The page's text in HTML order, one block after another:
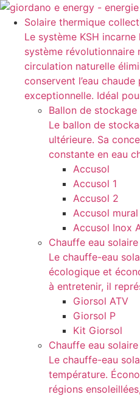
Aller
contenu
Solaire thermique
Le système KSH
système révolutionnaire
circulation naturelle
conservent l’eau
exceptionnelle. Idéal
Ballon de
Le ballon de
ultérieure. Sa
constante en eau
Accusol
Accusol 1
Accusol 2
Accusol mural
Accusol Inox
Chauffe eau solaire
Le chauffe-eau
écologique et
à entretenir, il
Giorsol ATV
Giorsol P
Kit Giorsol
Chauffe eau
Le chauffe-eau
température.
régions